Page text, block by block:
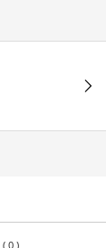
( 0 )